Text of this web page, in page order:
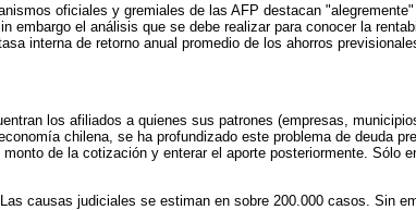
oficiales y gremiales de las AFP destacan
el análisis que se debe realizar para conocer la
interna de retorno anual promedio de los ahorros
los afiliados a quienes sus patrones (empresas,
chilena, se ha profundizado este problema de deuda
de la cotización y enterar el aporte posteriormente. Sólo
causas judiciales se estiman en sobre 200.000 casos. Sin